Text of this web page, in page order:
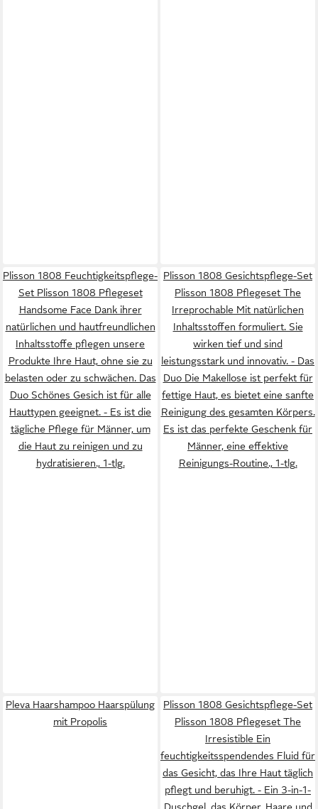
Plisson 1808 Feuchtigkeitspflege-
Set Plisson 1808 Pflegeset
Handsome Face Dank ihrer
natürlichen und hautfreundlichen
Inhaltsstoffe pflegen unsere
Produkte Ihre Haut, ohne sie zu
belasten oder zu schwächen. Das
Duo Schönes Gesich ist für alle
Hauttypen geeignet. - Es ist die
tägliche Pflege für Männer, um
die Haut zu reinigen und zu
hydratisieren., 1-tlg.
Plisson 1808 Gesichtspflege-Set
Plisson 1808 Pflegeset The
Irreprochable Mit natürlichen
Inhaltsstoffen formuliert. Sie
wirken tief und sind
leistungsstark und innovativ. - Das
Duo Die Makellose ist perfekt für
fettige Haut, es bietet eine sanfte
Reinigung des gesamten Körpers.
Es ist das perfekte Geschenk für
Männer, eine effektive
Reinigungs-Routine., 1-tlg.
Pleva Haarshampoo Haarspülung
mit Propolis
Plisson 1808 Gesichtspflege-Set
Plisson 1808 Pflegeset The
Irresistible Ein
feuchtigkeitsspendendes Fluid für
das Gesicht, das Ihre Haut täglich
pflegt und beruhigt. - Ein 3-in-1-
Duschgel, das Körper, Haare und